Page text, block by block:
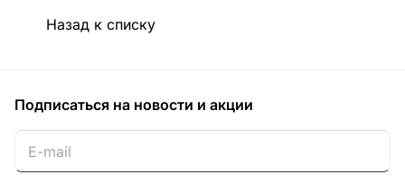
Назад к списку
Подписаться на новости и акции